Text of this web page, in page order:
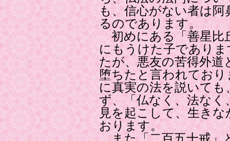
も、信心がない者は
るのであります。
初めにある「善星比
にもうけた子であり
たが、悪友の苦得外道
堕ちたと言われてお
に真実の法を説いて
ず、「仏なく、法な
見を起こして、生き
おります。